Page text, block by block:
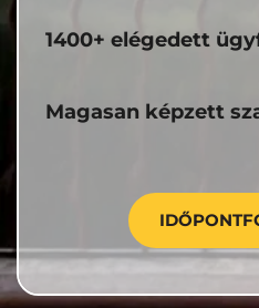
1400+ elégedett
Magasan képzett